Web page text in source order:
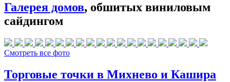
Галерея домов, обшитых виниловым
сайдингом
Смотреть все фото
Торговые точки в Михнево и Кашира